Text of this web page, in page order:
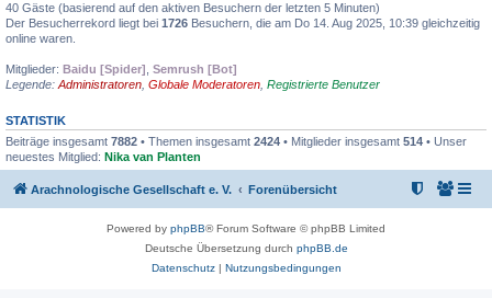
40 Gäste (basierend auf den aktiven Besuchern der letzten 5 Minuten)
Der Besucherrekord liegt bei 1726 Besuchern, die am Do 14. Aug 2025, 10:39 gleichzeitig
online waren.
Mitglieder: Baidu [Spider] Semrush [Bot]
Legende: Administratoren Globale Moderatoren Registrierte Benutzer
STATISTIK
Beiträge insgesamt 7882 • Themen insgesamt 2424 • Mitglieder insgesamt 514 • Unser
neuestes Mitglied: Nika van Planten
Arachnologische Gesellschaft e. V. Forenübersicht
Powered by phpBB® Forum Software © phpBB Limited
Deutsche Übersetzung durch phpBB.de
Datenschutz| Nutzungsbedingungen